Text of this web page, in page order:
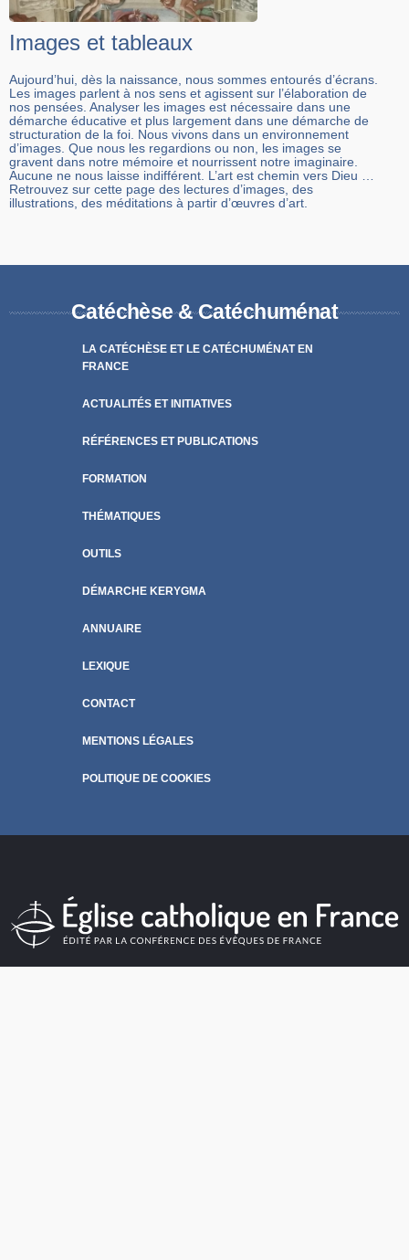
Images et tableaux
Aujourd’hui, dès la naissance, nous sommes entourés d’écrans.
Les images parlent à nos sens et agissent sur l’élaboration de
nos pensées. Analyser les images est nécessaire dans une
démarche éducative et plus largement dans une démarche de
structuration de la foi. Nous vivons dans un environnement
d’images. Que nous les regardions ou non, les images se
gravent dans notre mémoire et nourrissent notre imaginaire.
Aucune ne nous laisse indifférent. L’art est chemin vers Dieu …
Retrouvez sur cette page des lectures d’images, des
illustrations, des méditations à partir d’œuvres d’art.
Catéchèse & Catéchuménat
LA CATÉCHÈSE ET LE CATÉCHUMÉNAT EN
FRANCE
ACTUALITÉS ET INITIATIVES
RÉFÉRENCES ET PUBLICATIONS
FORMATION
THÉMATIQUES
OUTILS
DÉMARCHE KERYGMA
ANNUAIRE
LEXIQUE
CONTACT
MENTIONS LÉGALES
POLITIQUE DE COOKIES